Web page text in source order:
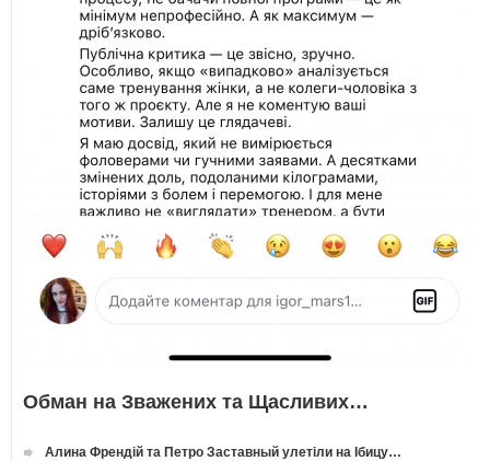
Обман на Зважених та Щасливих…
Алина Френдій та Петро Заставный улетіли на Ібицу…